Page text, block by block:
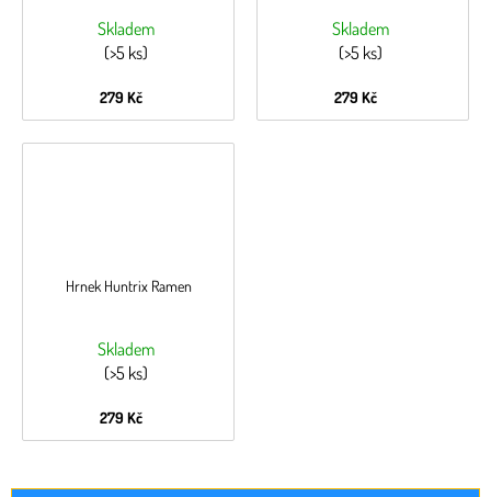
Skladem
(>5 ks)
279 Kč
Skladem
(>5 ks)
279 Kč
Hrnek Huntrix Ramen
Skladem
(>5 ks)
279 Kč